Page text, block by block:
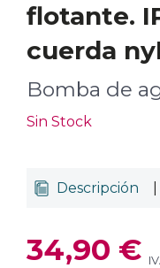
flotante.
cuerda
Bomba de
Sin Stock
Descripción
34,90 €